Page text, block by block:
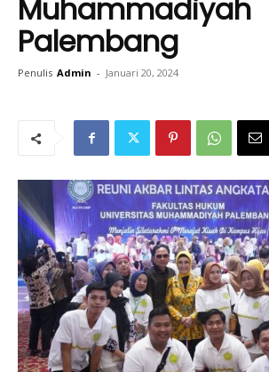
Muhammadiyah
Palembang
Penulis Admin - Januari 20, 2024